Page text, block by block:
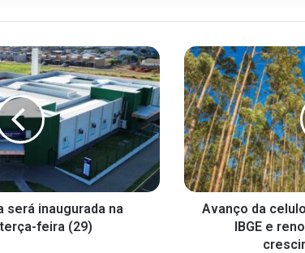
será inaugurada na
feira (29)
Avanço da
IBGE e